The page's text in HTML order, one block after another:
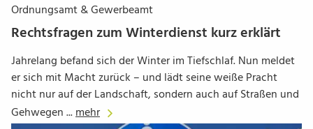
Ordnungsamt & Gewerbeamt
Rechtsfragen zum Winterdienst kurz erklärt
Jahrelang befand sich der Winter im Tiefschlaf. Nun meldet
er sich mit Macht zurück – und lädt seine weiße Pracht
nicht nur auf der Landschaft, sondern auch auf Straßen und
Gehwegen ...mehr